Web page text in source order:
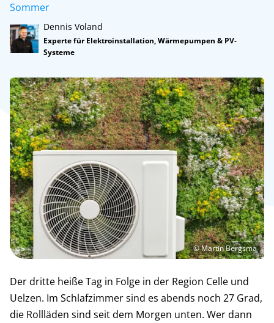
Sommer
Dennis Voland
Experte für Elektroinstallation, Wärmepumpen & PV-
Systeme
© Martin Bergsma
Der dritte heiße Tag in Folge in der Region Celle und
Uelzen. Im Schlafzimmer sind es abends noch 27 Grad,
die Rollläden sind seit dem Morgen unten. Wer dann